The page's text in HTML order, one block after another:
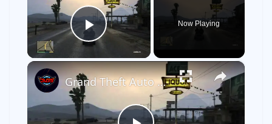
Play Video
Now Playing
×
Grand Theft Auto V - Trevor Phillips & Wade Hebert in Golf Cart (During Storm) Chat About The Lost